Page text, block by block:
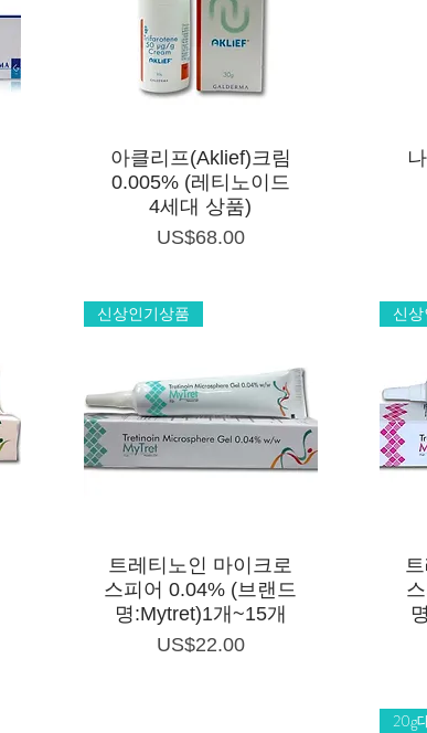
제품보기
아클리프(Aklief)크림
0.005% (레티노이드
4세대 상품)
가격
US$68.00
제품보기
신상인기상품
트레티노인 마이크로
스피어 0.04% (브랜드
명:Mytret)1개~15개
가격
US$22.00
신
20g